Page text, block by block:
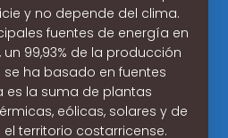
y no depende del clima.
fuentes de energía en
un 99,93% de la producción
ha basado en fuentes
es la suma de plantas
eólicas, solares y de
territorio costarricense.